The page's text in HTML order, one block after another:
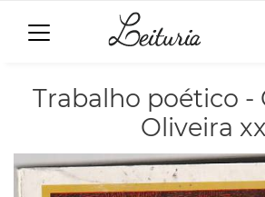
Trabalho poético -
Oliveira xx